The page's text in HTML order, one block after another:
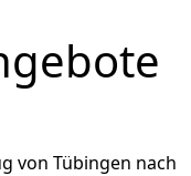
von Tübingen nach